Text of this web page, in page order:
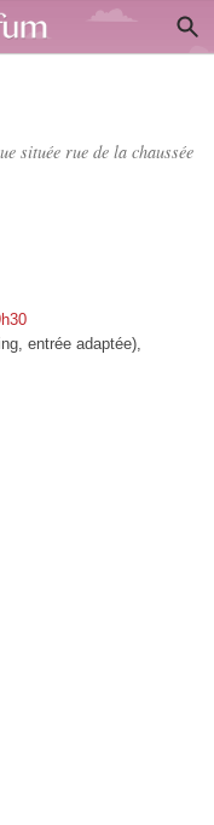
située rue de la chaussée
entrée adaptée),